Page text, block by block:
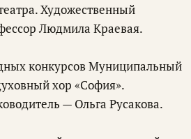
Художественный
Людмила Краевая.
конкурсов Муниципальный
хор «София».
— Ольга Русакова.